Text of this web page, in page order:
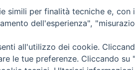
simili per finalità tecniche e,
dell'esperienza",
all'utilizzo dei cookie.
le tue preferenze. Cliccando